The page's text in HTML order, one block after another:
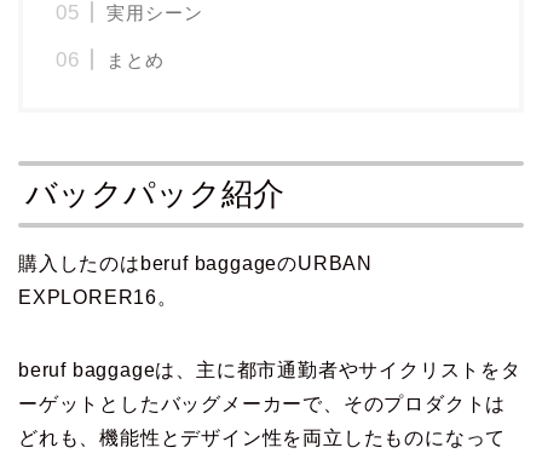
実用シーン
まとめ
バックパック紹介
購入したのはberuf baggageのURBAN
EXPLORER16。
beruf baggageは、主に都市通勤者やサイクリストをタ
ーゲットとしたバッグメーカーで、そのプロダクトは
どれも、機能性とデザイン性を両立したものになって